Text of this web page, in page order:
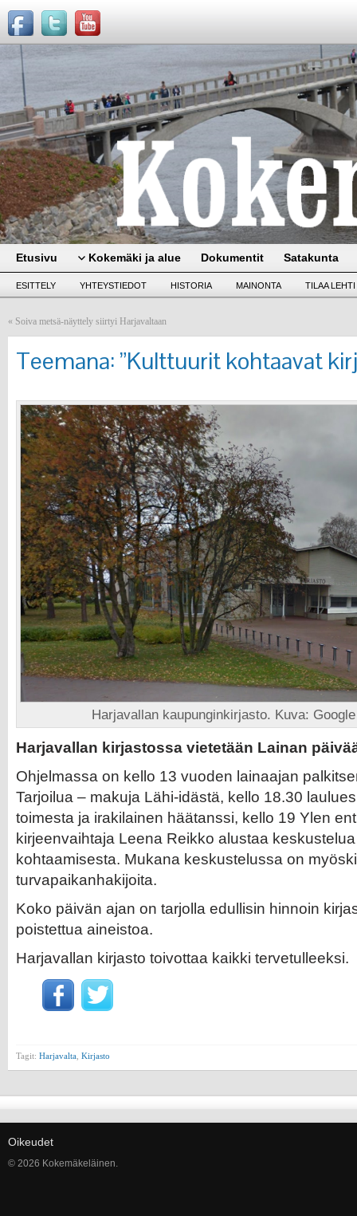
Etusivu Kokemäki ja alue Dokumentit Satakunta
ESITTELY YHTEYSTIEDOT HISTORIA MAINONTA TILAA LEHTI
« Soiva metsä-näyttely siirtyi Harjavaltaan
Teemana: ”Kulttuurit kohtaavat
Harjavallan kaupunginkirjasto. Kuva:
Harjavallan kirjastossa vietetään Lainan
Ohjelmassa on kello 13 vuoden lainaajan
Tarjoilua – makuja Lähi-idästä, kello 18.30
toimesta ja irakilainen häätanssi, kello 19 Ylen
kirjeenvaihtaja Leena Reikko alustaa
kohtaamisesta. Mukana keskustelussa on
turvapaikanhakijoita.
Koko päivän ajan on tarjolla edullisin hinnoin
poistettua aineistoa.
Harjavallan kirjasto toivottaa kaikki tervetulleeksi.
Tagit: Harjavalta Kirjasto
Oikeudet
© 2026 Kokemäkeläinen.